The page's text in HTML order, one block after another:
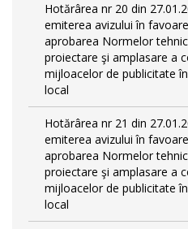
Hotărârea nr 20 din
emiterea avizului în
aprobarea Normelor
proiectare şi amplasare a
mijloacelor de publicitate
local
Hotărârea nr 21 din
emiterea avizului în
aprobarea Normelor
proiectare şi amplasare a
mijloacelor de publicitate
local